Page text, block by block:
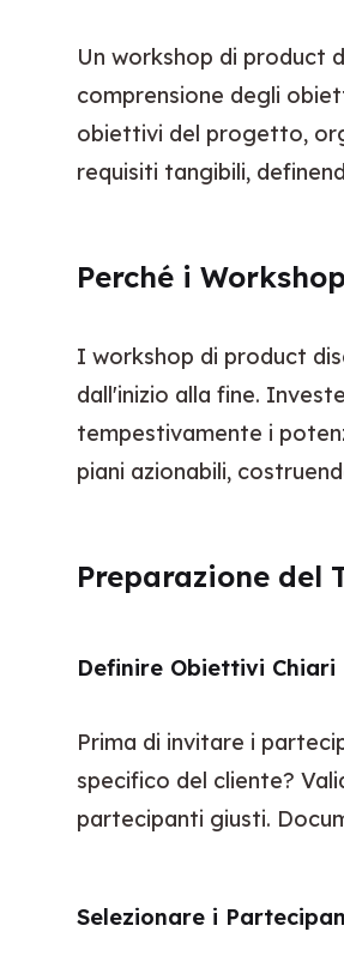
Un workshop di product
comprensione degli
obiettivi del progetto,
requisiti tangibili,
Perché i
I workshop di product
dall'inizio alla fine.
tempestivamente i
piani azionabili,
Preparazione del
Definire Obiettivi Chiari
Prima di invitare i
specifico del cliente?
partecipanti giusti.
Selezionare i